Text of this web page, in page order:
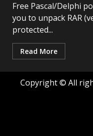
Free Pascal/Delphi
you to unpack RAR
protected...
Read More
Copyright © All